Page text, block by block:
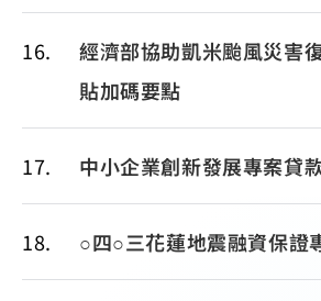
16
經濟部協助凱米颱風災害
貼加碼要點
17 中小企業創新發展專案貸
18 ○四○三花蓮地震融資保證